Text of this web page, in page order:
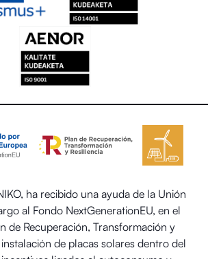
ha recibido una ayuda de la Unión
al Fondo NextGenerationEU, en el
de Recuperación, Transformación y
instalación de placas solares dentro del